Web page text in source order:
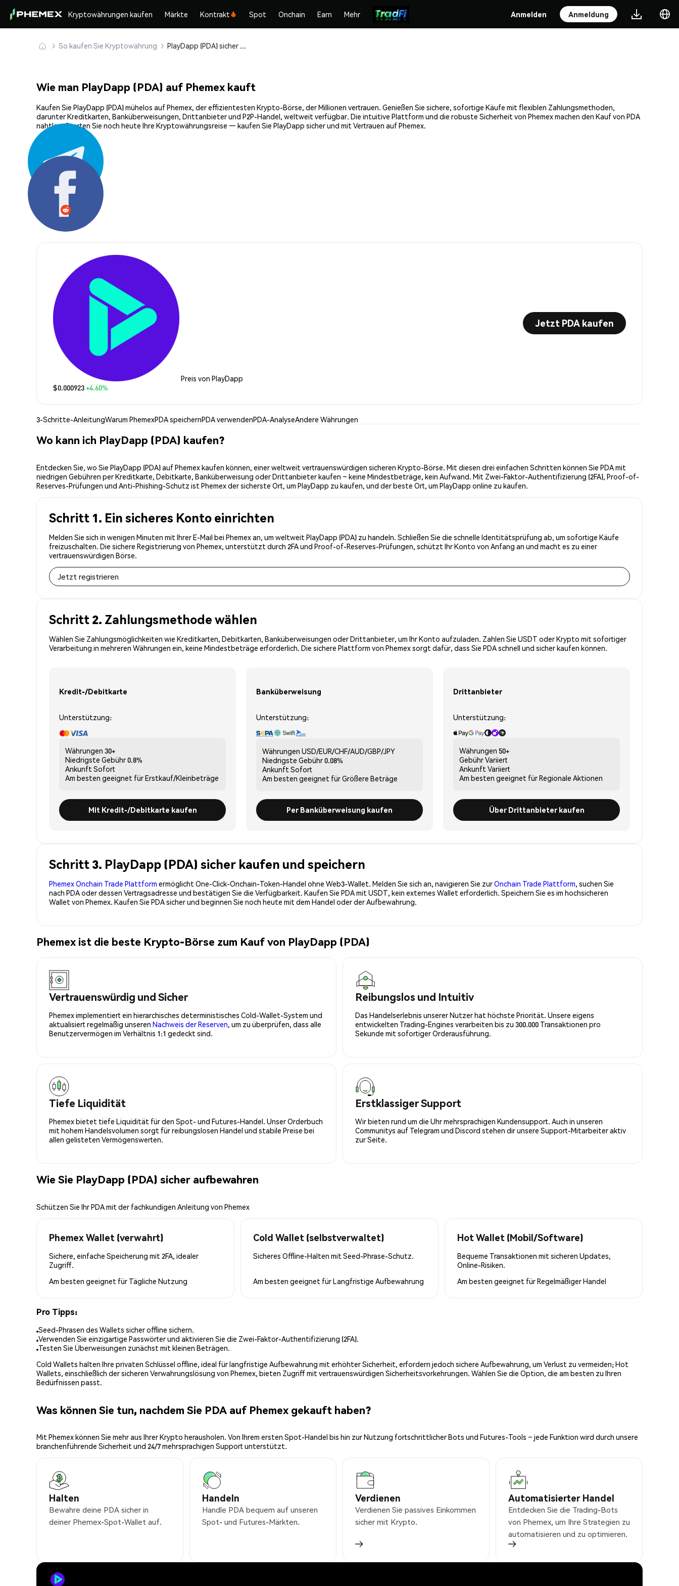
Kryptowährungen kaufen Märkte Kontrakt Spot Onchain Earn Mehr Anmelden Anmeldung
So kaufen Sie Kryptowährung PlayDapp (PDA) sicher kaufen und speichern
Wie man PlayDapp (PDA) auf Phemex kauft
Kaufen Sie PlayDapp (PDA) mühelos auf Phemex, der effizientesten Krypto-Börse, der Millionen vertrauen. Genießen Sie sichere, sofortige Käufe mit flexiblen Zahlungsmethoden,
darunter Kreditkarten, Banküberweisungen, Drittanbieter und P2P-Handel, weltweit verfügbar. Die intuitive Plattform und die robuste Sicherheit von Phemex machen den Kauf von PDA
nahtlos. Starten Sie noch heute Ihre Kryptowährungsreise — kaufen Sie PlayDapp sicher und mit Vertrauen auf Phemex.
Preis von PlayDapp
$0.000923+4.60%
Jetzt PDA kaufen
3-Schritte-AnleitungWarum PhemexPDA speichernPDA verwendenPDA-AnalyseAndere Währungen
Wo kann ich PlayDapp (PDA) kaufen?
Entdecken Sie, wo Sie PlayDapp (PDA) auf Phemex kaufen können, einer weltweit vertrauenswürdigen sicheren Krypto-Börse. Mit diesen drei einfachen Schritten können Sie PDA mit
niedrigen Gebühren per Kreditkarte, Debitkarte, Banküberweisung oder Drittanbieter kaufen – keine Mindestbeträge, kein Aufwand. Mit Zwei-Faktor-Authentifizierung (2FA), Proof-of-
Reserves-Prüfungen und Anti-Phishing-Schutz ist Phemex der sicherste Ort, um PlayDapp zu kaufen, und der beste Ort, um PlayDapp online zu kaufen.
Schritt 1. Ein sicheres Konto einrichten
Melden Sie sich in wenigen Minuten mit Ihrer E-Mail bei Phemex an, um weltweit PlayDapp (PDA) zu handeln. Schließen Sie die schnelle Identitätsprüfung ab, um sofortige Käufe
freizuschalten. Die sichere Registrierung von Phemex, unterstützt durch 2FA und Proof-of-Reserves-Prüfungen, schützt Ihr Konto von Anfang an und macht es zu einer
vertrauenswürdigen Börse.
Jetzt registrieren
Schritt 2. Zahlungsmethode wählen
Wählen Sie Zahlungsmöglichkeiten wie Kreditkarten, Debitkarten, Banküberweisungen oder Drittanbieter, um Ihr Konto aufzuladen. Zahlen Sie USDT oder Krypto mit sofortiger
Verarbeitung in mehreren Währungen ein, keine Mindestbeträge erforderlich. Die sichere Plattform von Phemex sorgt dafür, dass Sie PDA schnell und sicher kaufen können.
Kredit-/Debitkarte
Unterstützung:
Währungen 30+
Niedrigste Gebühr0.8%
Ankunft Sofort
Am besten geeignet fürErstkauf/Kleinbeträge
Mit Kredit-/Debitkarte kaufen
Banküberweisung
Unterstützung:
Währungen USD/EUR/CHF/AUD/GBP/JPY
Niedrigste Gebühr0.08%
Ankunft Sofort
Am besten geeignet fürGrößere Beträge
Per Banküberweisung kaufen
Drittanbieter
Unterstützung:
Währungen 50+
GebührVariiert
Ankunft Variiert
Am besten geeignet fürRegionale Aktionen
Über Drittanbieter kaufen
Schritt 3. PlayDapp (PDA) sicher kaufen und speichern
Phemex Onchain Trade Plattform ermöglicht One-Click-Onchain-Token-Handel ohne Web3-Wallet. Melden Sie sich an, navigieren Sie zurOnchain Trade Plattform, suchen Sie
nach PDA oder dessen Vertragsadresse und bestätigen Sie die Verfügbarkeit. Kaufen Sie PDA mit USDT, kein externes Wallet erforderlich. Speichern Sie es im hochsicheren
Wallet von Phemex. Kaufen Sie PDA sicher und beginnen Sie noch heute mit dem Handel oder der Aufbewahrung.
Phemex ist die beste Krypto-Börse zum Kauf von PlayDapp (PDA)
Vertrauenswürdig und Sicher
Phemex implementiert ein hierarchisches deterministisches Cold-Wallet-System und
aktualisiert regelmäßig unseren Nachweis der Reserven, um zu überprüfen, dass alle
Benutzervermögen im Verhältnis 1:1 gedeckt sind.
Reibungslos und Intuitiv
Das Handelserlebnis unserer Nutzer hat höchste Priorität. Unsere eigens
entwickelten Trading-Engines verarbeiten bis zu 300.000 Transaktionen pro
Sekunde mit sofortiger Orderausführung.
Tiefe Liquidität
Phemex bietet tiefe Liquidität für den Spot- und Futures-Handel. Unser Orderbuch
mit hohem Handelsvolumen sorgt für reibungslosen Handel und stabile Preise bei
allen gelisteten Vermögenswerten.
Erstklassiger Support
Wir bieten rund um die Uhr mehrsprachigen Kundensupport. Auch in unseren
Communitys auf Telegram und Discord stehen dir unsere Support-Mitarbeiter aktiv
zur Seite.
Wie Sie PlayDapp (PDA) sicher aufbewahren
Schützen Sie Ihr PDA mit der fachkundigen Anleitung von Phemex
Phemex Wallet (verwahrt)
Sichere, einfache Speicherung mit 2FA, idealer
Zugriff.
Am besten geeignet für Tägliche Nutzung
Cold Wallet (selbstverwaltet)
Sicheres Offline-Halten mit Seed-Phrase-Schutz.
Am besten geeignet fürLangfristige Aufbewahrung
Hot Wallet (Mobil/Software)
Bequeme Transaktionen mit sicheren Updates,
Online-Risiken.
Am besten geeignet fürRegelmäßiger Handel
Pro Tipps:
Seed-Phrasen des Wallets sicher offline sichern.
Verwenden Sie einzigartige Passwörter und aktivieren Sie die Zwei-Faktor-Authentifizierung (2FA).
Testen Sie Überweisungen zunächst mit kleinen Beträgen.
Cold Wallets halten Ihre privaten Schlüssel offline, ideal für langfristige Aufbewahrung mit erhöhter Sicherheit, erfordern jedoch sichere Aufbewahrung, um Verlust zu vermeiden; Hot
Wallets, einschließlich der sicheren Verwahrungslösung von Phemex, bieten Zugriff mit vertrauenswürdigen Sicherheitsvorkehrungen. Wählen Sie die Option, die am besten zu Ihren
Bedürfnissen passt.
Was können Sie tun, nachdem Sie PDA auf Phemex gekauft haben?
Mit Phemex können Sie mehr aus Ihrer Krypto herausholen. Von Ihrem ersten Spot-Handel bis hin zur Nutzung fortschrittlicher Bots und Futures-Tools – jede Funktion wird durch unsere
branchenführende Sicherheit und 24/7 mehrsprachigen Support unterstützt.
Halten
Bewahre deine PDA sicher in
deiner Phemex-Spot-Wallet auf.
Handeln
Handle PDA bequem auf unseren
Spot- und Futures-Märkten.
Verdienen
Verdienen Sie passives Einkommen
sicher mit Krypto.
Automatisierter Handel
Entdecken Sie die Trading-Bots
von Phemex, um Ihre Strategien zu
automatisieren und zu optimieren.